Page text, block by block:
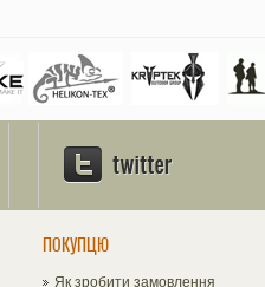
ПОКУПЦЮ
Як зробити замовлення